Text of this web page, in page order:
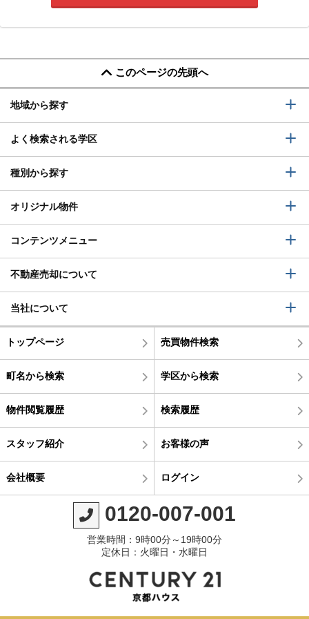
このページの先頭へ
地域から探す
よく検索される学区
種別から探す
オリジナル物件
コンテンツメニュー
不動産売却について
当社について
トップページ 売買物件検索
町名から検索 学区から検索
物件閲覧履歴 検索履歴
スタッフ紹介 お客様の声
会社概要 ログイン
0120-007-001
営業時間：9時00分～19時00分
定休日：火曜日・水曜日